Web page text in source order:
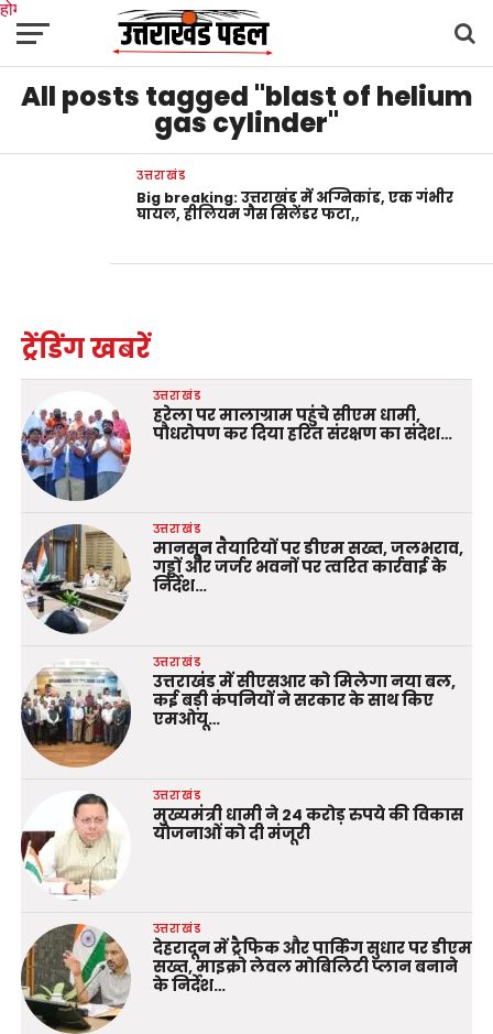
होम
उत्तराखंडअल्मोड़ाउत्तरकाशीउधम सिंह नगरचंपावतचमोलीटिहरी गढ़वाल
देहरादून नैनीतालपिथौरागढ़पौड़ी गढ़वाल बागेश्वररुद्रप्रयागहरिद्वारदेश दुनिया
मनोरंजन
All posts tagged "blast of helium
gas cylinder"
उत्तराखंड
Big breaking: उत्तराखंड में अग्निकांड, एक गंभीर
घायल, हीलियम गैस सिलेंडर फटा,,
ट्रेंडिंग खबरें
उत्तराखंड
हरेला पर मालाग्राम पहुंचे सीएम धामी,
पौधरोपण कर दिया हरित संरक्षण का संदेश…
उत्तराखंड
मानसून तैयारियों पर डीएम सख्त, जलभराव,
गड्ढों और जर्जर भवनों पर त्वरित कार्रवाई के
निर्देश…
उत्तराखंड
उत्तराखंड में सीएसआर को मिलेगा नया बल,
कई बड़ी कंपनियों ने सरकार के साथ किए
एमओयू…
उत्तराखंड
मुख्यमंत्री धामी ने 24 करोड़ रुपये की विकास
योजनाओं को दी मंजूरी
उत्तराखंड
देहरादून में ट्रैफिक और पार्किंग सुधार पर डीएम
सख्त, माइक्रो लेवल मोबिलिटी प्लान बनाने
के निर्देश…